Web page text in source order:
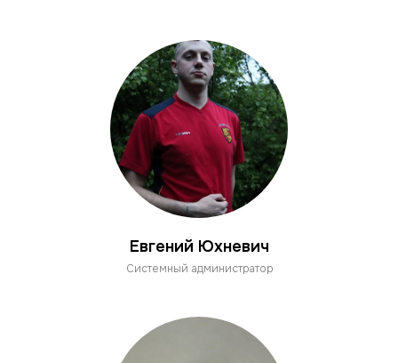
Евгений Юхневич
Системный администратор